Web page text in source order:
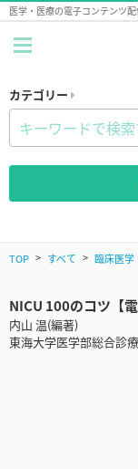
医学・医療の電子コンテンツ
カテゴリー
TOP すべて 臨床医学
NICU 100のコツ【電
内山 温(編著)
東海大学医学部総合診